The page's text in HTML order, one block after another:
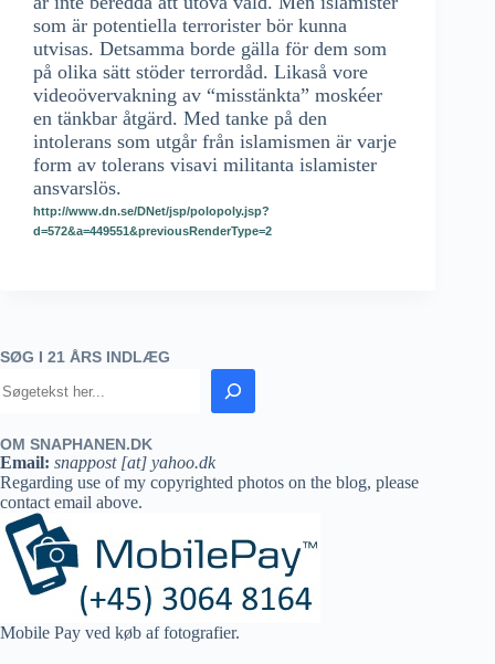
som är potentiella terrorister bör kunna
utvisas. Detsamma borde gälla för dem som
på olika sätt stöder terrordåd. Likaså vore
videoövervakning av “misstänkta” moskéer
en tänkbar åtgärd. Med tanke på den
intolerans som utgår från islamismen är varje
form av tolerans visavi militanta islamister
ansvarslös.
http://www.dn.se/DNet/jsp/polopoly.jsp?
d=572&a=449551&previousRenderType=2
SØG I 21 ÅRS INDLÆG
OM SNAPHANEN.DK
Email: snappost [at] yahoo.dk
Regarding use of my copyrighted photos on the blog, please
contact email above.
Mobile Pay ved køb af fotografier.